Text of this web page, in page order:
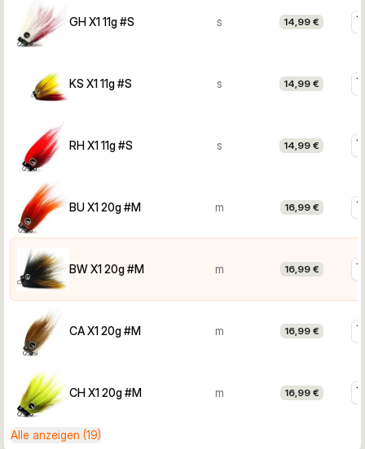
GH X1 11g #S s 14,99 €
KS X1 11g #S s 14,99 €
RH X1 11g #S s 14,99 €
BU X1 20g #M m 16,99 €
BW X1 20g #M m 16,99 €
CA X1 20g #M m 16,99 €
CH X1 20g #M m 16,99 €
Alle anzeigen (19)